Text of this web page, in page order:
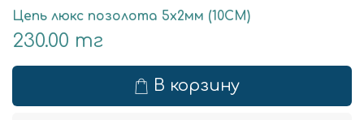
Цепь люкс позолота 5х2мм (10СМ)
230.00 тг
В корзину